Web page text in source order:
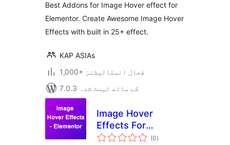
Best Addons for Image Hover effect for
Elementor. Create Awesome Image Hover
Effects with built in 25+ effect.
KAP ASIAs
1,000+ فعال انسٹالیشنز
7.0.3 کے ساتھ ٹیسٹ شدہ
Image Hover
Effects For
Elementor
(0مجموعی
درجہ
)